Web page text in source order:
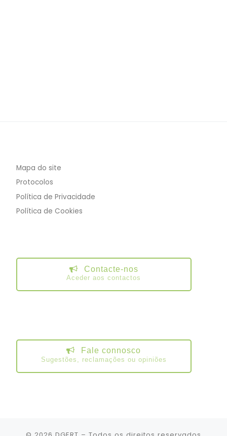
Mapa do site
Protocolos
Política de Privacidade
Política de Cookies
Contacte-nos
Aceder aos contactos
Fale connosco
Sugestões, reclamações ou opiniões